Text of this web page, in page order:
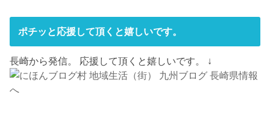
ポチッと応援して頂くと嬉しいです。
長崎から発信。 応援して頂くと嬉しいです。 ↓